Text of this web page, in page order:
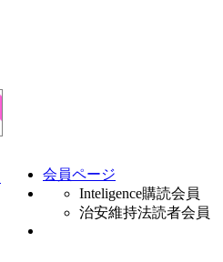
会員ページ
Inteligence購読会員
治安維持法読者会員